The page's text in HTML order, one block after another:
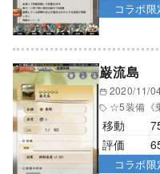
コラボ限
巌流島
2020/11/
☆5装備
移動
評価
コラボ限